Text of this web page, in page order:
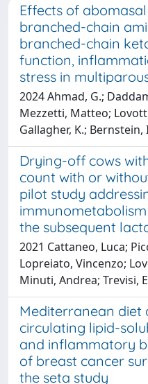
Effects of
branched-chain
branched-chain
function,
stress in
2024 Ahmad, G.;
Mezzetti, Matteo;
Gallagher, K.; Bernstein,
Drying-off cows
count with or
pilot study
the subsequent
2021 Cattaneo, Luca;
Lopreiato, Vincenzo;
Minuti, Andrea; Trevisi,
Mediterranean diet
circulating lipid-
and inflammatory
of breast cancer
the seta study